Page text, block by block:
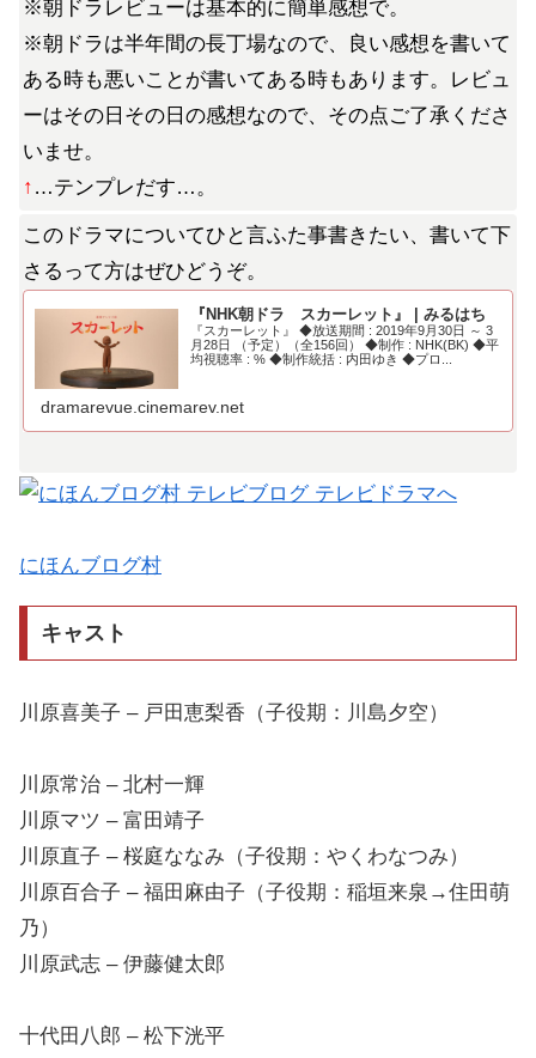
※朝ドラレビューは基本的に簡単感想で。
※朝ドラは半年間の長丁場なので、良い感想を書いて
ある時も悪いことが書いてある時もあります。レビュ
ーはその日その日の感想なので、その点ご了承くださ
いませ。
↑ …テンプレだす…。
このドラマについてひと言ふた事書きたい、書いて下
さるって方はぜひどうぞ。
『NHK朝ドラ スカーレット』 | みるはち
『スカーレット』 ◆放送期間 : 2019年9月30日 ～ 3
月28日 （予定）（全156回） ◆制作 : NHK(BK) ◆平
均視聴率 : % ◆制作統括 : 内田ゆき ◆プロ...
dramarevue.cinemarev.net
にほんブログ村
キャスト
川原喜美子 – 戸田恵梨香（子役期：川島夕空）
川原常治 – 北村一輝
川原マツ – 富田靖子
川原直子 – 桜庭ななみ（子役期：やくわなつみ）
川原百合子 – 福田麻由子（子役期：稲垣来泉→住田萌
乃）
川原武志 – 伊藤健太郎
十代田八郎 – 松下洸平